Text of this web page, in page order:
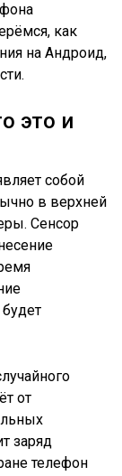
как
на Андроид,
это и
собой
в верхней
Сенсор
от
заряд
телефон